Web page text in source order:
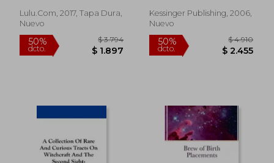
Inglés)
Lulu.com, 2017, Tapa Dura,
Nuevo
Kessinger Publishing, 2006,
Nuevo